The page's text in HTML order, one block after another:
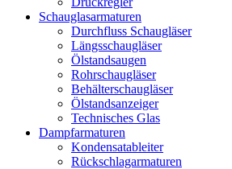
Schauglas­armaturen
Durchfluss Schaugläser
Längsschaugläser
Ölstandsaugen
Rohrschaugläser
Behälterschaugläser
Ölstandsanzeiger
Technisches Glas
Dampfarmaturen
Kondensatableiter
Rückschlagarmaturen